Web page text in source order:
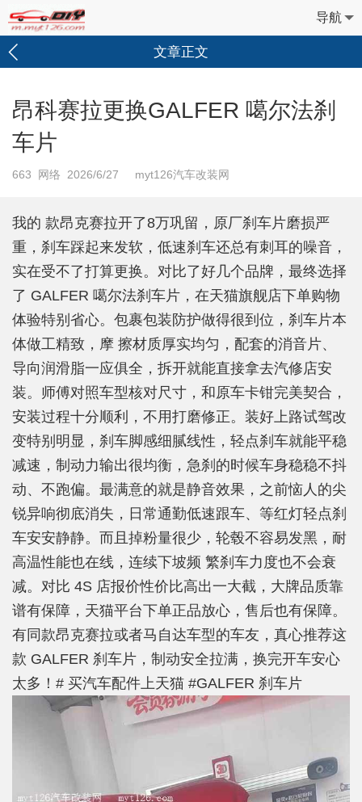
导航
文章正文
昂科赛拉更换GALFER 噶尔法刹
车片
663 网络 2026/6/27 myt126汽车改装网
我的 款昂克赛拉开了8万巩留，原厂刹车片磨损严
重，刹车踩起来发软，低速刹车还总有刺耳的噪音，
实在受不了打算更换。对比了好几个品牌，最终选择
了 GALFER 噶尔法刹车片，在天猫旗舰店下单购物
体验特别省心。包裹包装防护做得很到位，刹车片本
体做工精致，摩 擦材质厚实均匀，配套的消音片、
导向润滑脂一应俱全，拆开就能直接拿去汽修店安
装。师傅对照车型核对尺寸，和原车卡钳完美契合，
安装过程十分顺利，不用打磨修正。装好上路试驾改
变特别明显，刹车脚感细腻线性，轻点刹车就能平稳
减速，制动力输出很均衡，急刹的时候车身稳稳不抖
动、不跑偏。最满意的就是静音效果，之前恼人的尖
锐异响彻底消失，日常通勤低速跟车、等红灯轻点刹
车安安静静。而且掉粉量很少，轮毂不容易发黑，耐
高温性能也在线，连续下坡频 繁刹车力度也不会衰
减。对比 4S 店报价性价比高出一大截，大牌品质靠
谱有保障，天猫平台下单正品放心，售后也有保障。
有同款昂克赛拉或者马自达车型的车友，真心推荐这
款 GALFER 刹车片，制动安全拉满，换完开车安心
太多！# 买汽车配件上天猫 #GALFER 刹车片